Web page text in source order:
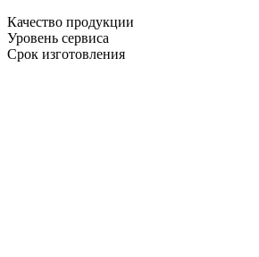
Качество продукции
Уровень сервиса
Срок изготовления